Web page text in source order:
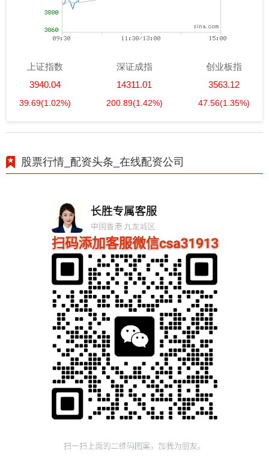
上证指数
3940.04
39.69(1.02%)
深证成指
14311.01
200.89(1.42%)
创业板指
3563.12
47.56(1.35%)
股票行情_配资头条_在线配资公司